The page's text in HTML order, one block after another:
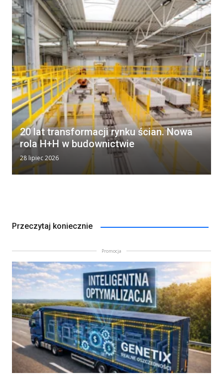
20 lat transformacji rynku ścian. Nowa
rola H+H w budownictwie
28 lipiec 2026
Przeczytaj koniecznie
Promocja